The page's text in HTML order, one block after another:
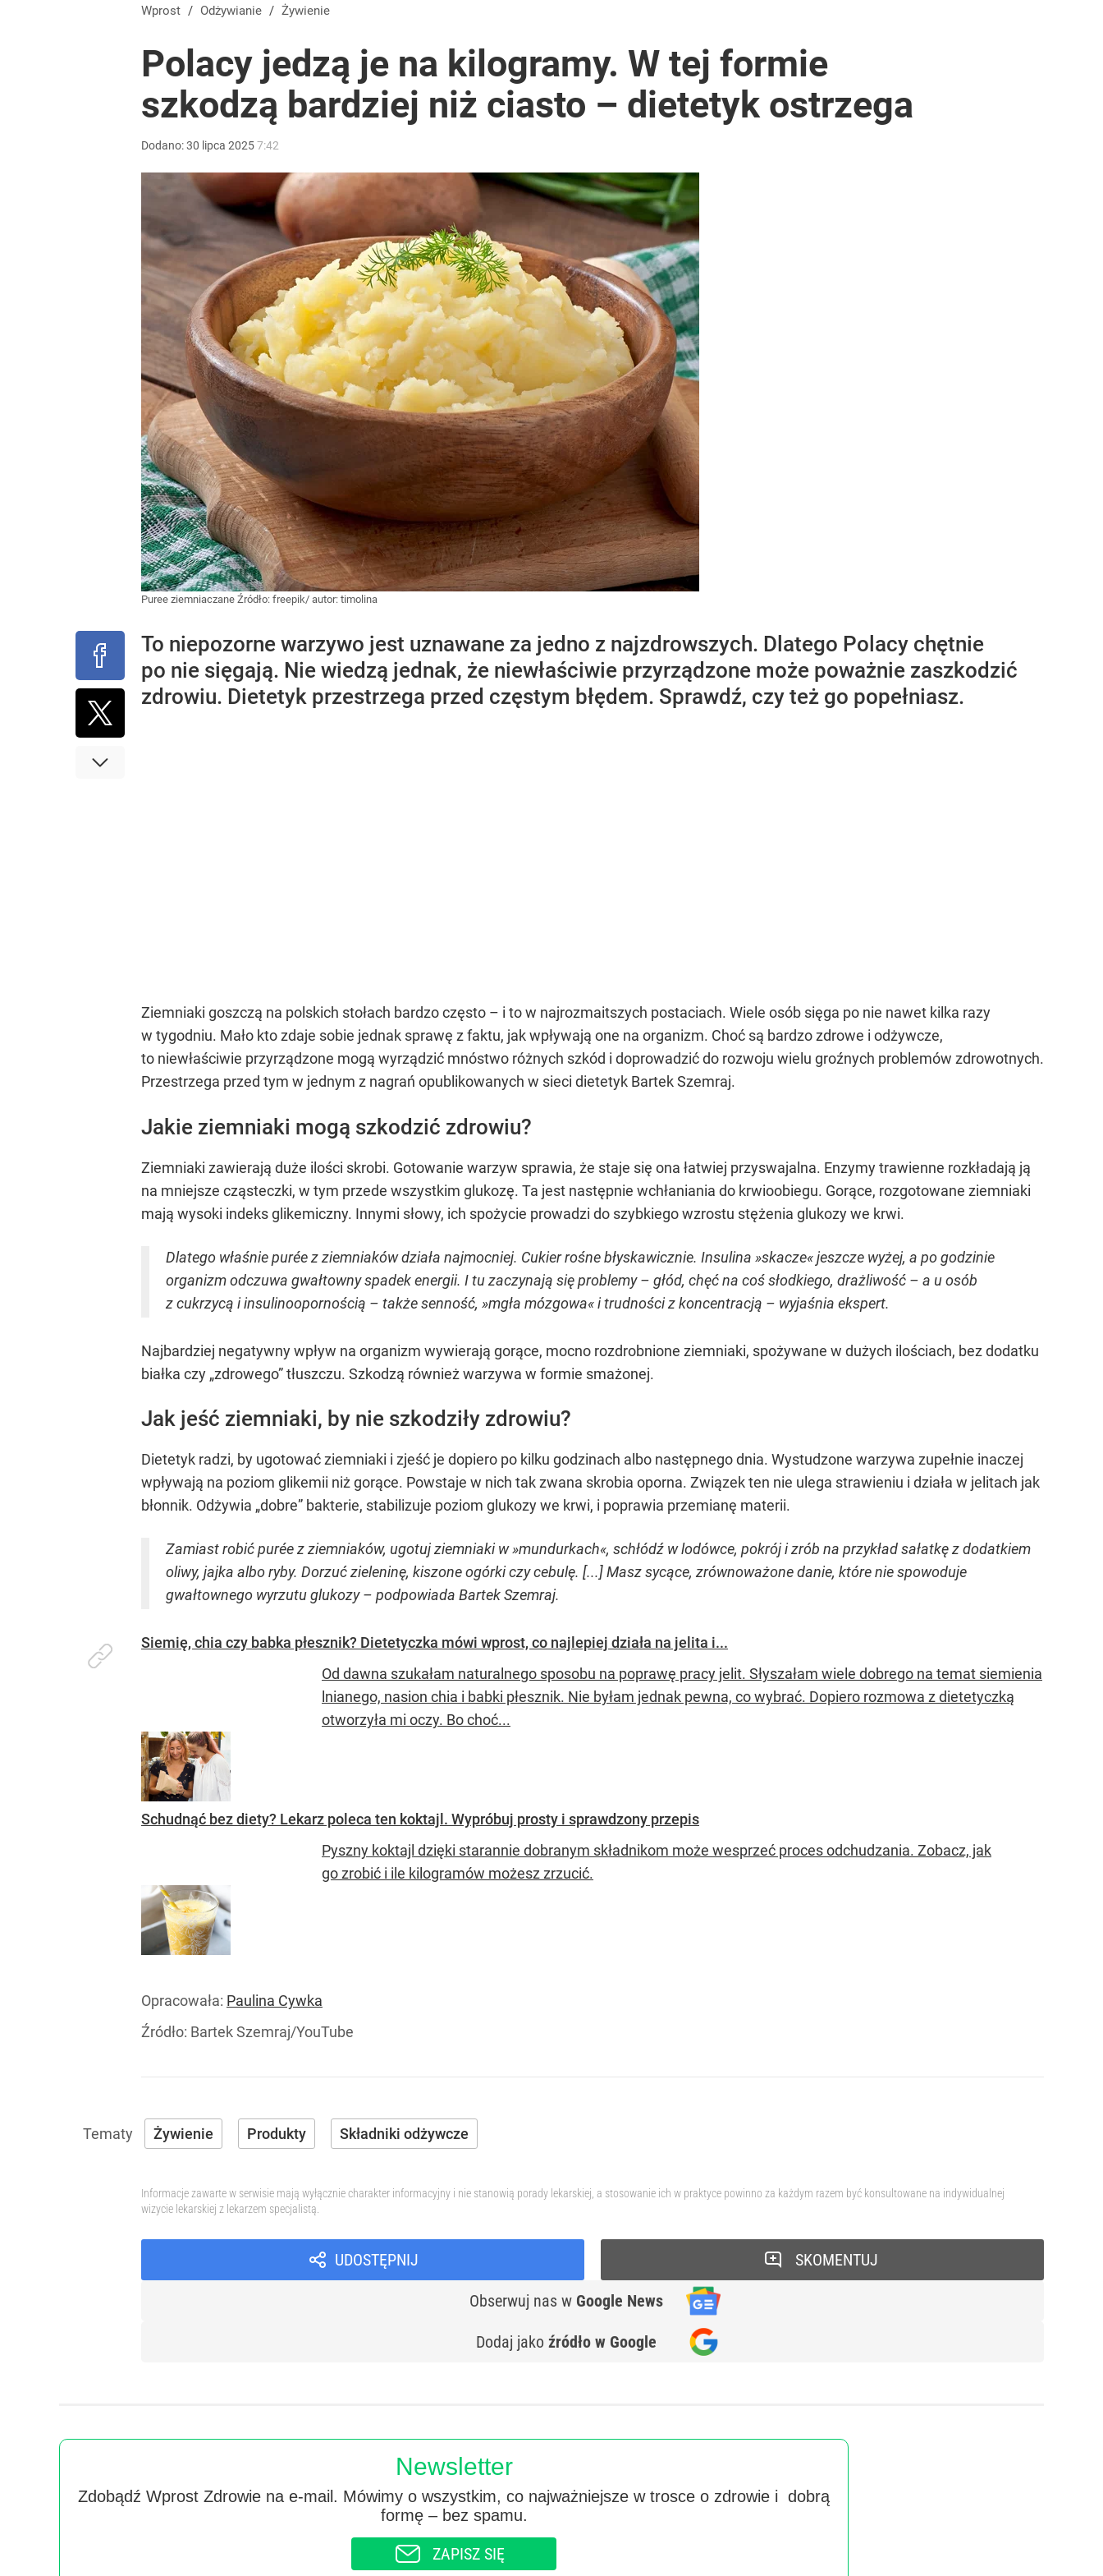
Wprost / Odżywianie / Żywienie
Polacy jedzą je na kilogramy. W tej formie
szkodzą bardziej niż ciasto – dietetyk ostrzega
Dodano:30 lipca 20257:42
Puree ziemniaczane Źródło: freepik/ autor: timolina
To niepozorne warzywo jest uznawane za jedno z najzdrowszych. Dlatego Polacy chętnie
po nie sięgają. Nie wiedzą jednak, że niewłaściwie przyrządzone może poważnie zaszkodzić
zdrowiu. Dietetyk przestrzega przed częstym błędem. Sprawdź, czy też go popełniasz.
Ziemniaki goszczą na polskich stołach bardzo często – i to w najrozmaitszych postaciach. Wiele osób sięga po nie nawet kilka razy
w tygodniu. Mało kto zdaje sobie jednak sprawę z faktu, jak wpływają one na organizm. Choć są bardzo zdrowe i odżywcze,
to niewłaściwie przyrządzone mogą wyrządzić mnóstwo różnych szkód i doprowadzić do rozwoju wielu groźnych problemów zdrowotnych.
Przestrzega przed tym w jednym z nagrań opublikowanych w sieci dietetyk Bartek Szemraj.
Jakie ziemniaki mogą szkodzić zdrowiu?
Ziemniaki zawierają duże ilości skrobi. Gotowanie warzyw sprawia, że staje się ona łatwiej przyswajalna. Enzymy trawienne rozkładają ją
na mniejsze cząsteczki, w tym przede wszystkim glukozę. Ta jest następnie wchłaniania do krwioobiegu. Gorące, rozgotowane ziemniaki
mają wysoki indeks glikemiczny. Innymi słowy, ich spożycie prowadzi do szybkiego wzrostu stężenia glukozy we krwi.
Dlatego właśnie purée z ziemniaków działa najmocniej. Cukier rośne błyskawicznie. Insulina »skacze« jeszcze wyżej, a po godzinie
organizm odczuwa gwałtowny spadek energii. I tu zaczynają się problemy – głód, chęć na coś słodkiego, drażliwość – a u osób
z cukrzycą i insulinoopornością – także senność, »mgła mózgowa« i trudności z koncentracją – wyjaśnia ekspert.
Najbardziej negatywny wpływ na organizm wywierają gorące, mocno rozdrobnione ziemniaki, spożywane w dużych ilościach, bez dodatku
białka czy „zdrowego” tłuszczu. Szkodzą również warzywa w formie smażonej.
Jak jeść ziemniaki, by nie szkodziły zdrowiu?
Dietetyk radzi, by ugotować ziemniaki i zjeść je dopiero po kilku godzinach albo następnego dnia. Wystudzone warzywa zupełnie inaczej
wpływają na poziom glikemii niż gorące. Powstaje w nich tak zwana skrobia oporna. Związek ten nie ulega strawieniu i działa w jelitach jak
błonnik. Odżywia „dobre” bakterie, stabilizuje poziom glukozy we krwi, i poprawia przemianę materii.
Zamiast robić purée z ziemniaków, ugotuj ziemniaki w »mundurkach«, schłódź w lodówce, pokrój i zrób na przykład sałatkę z dodatkiem
oliwy, jajka albo ryby. Dorzuć zieleninę, kiszone ogórki czy cebulę. [...] Masz sycące, zrównoważone danie, które nie spowoduje
gwałtownego wyrzutu glukozy – podpowiada Bartek Szemraj.
Siemię, chia czy babka płesznik? Dietetyczka mówi wprost, co najlepiej działa na jelita i...
Od dawna szukałam naturalnego sposobu na poprawę pracy jelit. Słyszałam wiele dobrego na temat siemienia
lnianego, nasion chia i babki płesznik. Nie byłam jednak pewna, co wybrać. Dopiero rozmowa z dietetyczką
otworzyła mi oczy. Bo choć...
Schudnąć bez diety? Lekarz poleca ten koktajl. Wypróbuj prosty i sprawdzony przepis
Pyszny koktajl dzięki starannie dobranym składnikom może wesprzeć proces odchudzania. Zobacz, jak
go zrobić i ile kilogramów możesz zrzucić.
Opracowała: Paulina Cywka
Źródło: Bartek Szemraj/YouTube
Żywienie Produkty Składniki odżywcze
Informacje zawarte w serwisie mają wyłącznie charakter informacyjny i nie stanowią porady lekarskiej, a stosowanie ich w praktyce powinno za każdym razem być konsultowane na indywidualnej
wizycie lekarskiej z lekarzem specjalistą.
UDOSTĘPNIJ
Obserwuj nas w Google News
Dodaj jako źródło w Google
SKOMENTUJ
Newsletter
Zdobądź Wprost Zdrowie na e-mail. Mówimy o wszystkim, co najważniejsze w trosce o zdrowie i dobrą
formę – bez spamu.
ZAPISZ SIĘ